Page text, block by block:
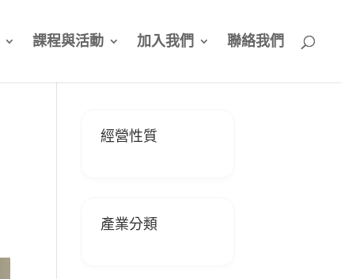
課程與活動 加入我們 聯絡我們
經營性質
產業分類